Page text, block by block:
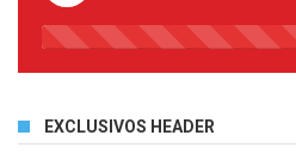
45%
EXCLUSIVOS HEADER